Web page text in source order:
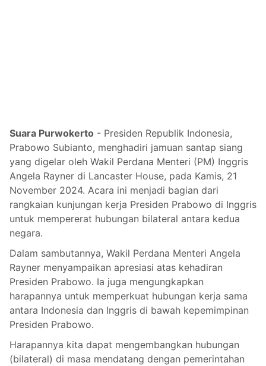
Suara Purwokerto - Presiden Republik Indonesia,
Prabowo Subianto, menghadiri jamuan santap siang
yang digelar oleh Wakil Perdana Menteri (PM) Inggris
Angela Rayner di Lancaster House, pada Kamis, 21
November 2024. Acara ini menjadi bagian dari
rangkaian kunjungan kerja Presiden Prabowo di Inggris
untuk mempererat hubungan bilateral antara kedua
negara.
Dalam sambutannya, Wakil Perdana Menteri Angela
Rayner menyampaikan apresiasi atas kehadiran
Presiden Prabowo. Ia juga mengungkapkan
harapannya untuk memperkuat hubungan kerja sama
antara Indonesia dan Inggris di bawah kepemimpinan
Presiden Prabowo.
Harapannya kita dapat mengembangkan hubungan
(bilateral) di masa mendatang dengan pemerintahan